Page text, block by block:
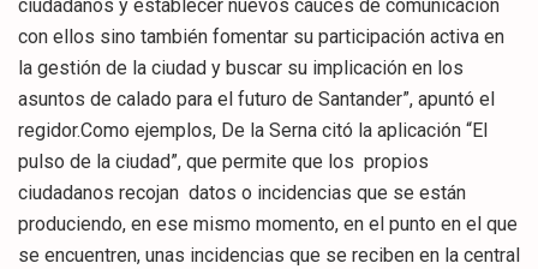
ciudadanos y establecer nuevos cauces de comunicación
con ellos sino también fomentar su participación activa en
la gestión de la ciudad y buscar su implicación en los
asuntos de calado para el futuro de Santander”, apuntó el
regidor.Como ejemplos, De la Serna citó la aplicación “El
pulso de la ciudad”, que permite que los propios
ciudadanos recojan datos o incidencias que se están
produciendo, en ese mismo momento, en el punto en el que
se encuentren, unas incidencias que se reciben en la central